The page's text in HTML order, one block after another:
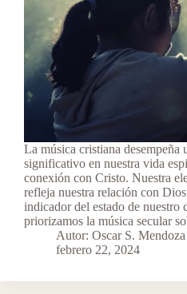
La música cristiana desempeña
significativo en nuestra vida
conexión con Cristo. Nuestra
refleja nuestra relación con
indicador del estado de nuestro
priorizamos la música secular
Autor: Oscar S. Mendoza
febrero 22, 2024